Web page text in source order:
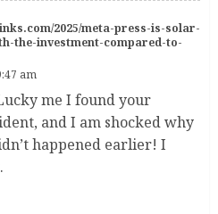
2025/meta-press-is-solar-
the-investment-compared-to-
am
me I found your
and I am shocked why
happened earlier! I